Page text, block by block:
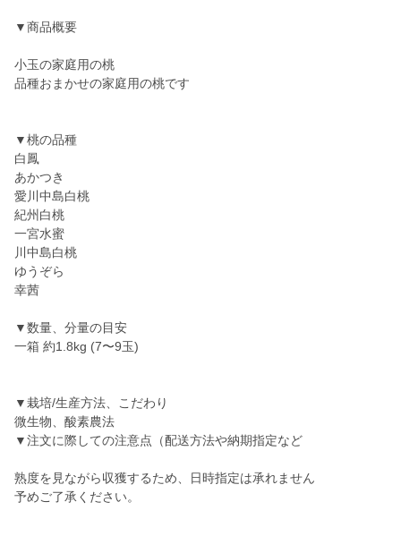
▼商品概要
小玉の家庭用の桃
品種おまかせの家庭用の桃です
▼桃の品種
白鳳
あかつき
愛川中島白桃
紀州白桃
一宮水蜜
川中島白桃
ゆうぞら
幸茜
▼数量、分量の目安
一箱 約1.8kg (7〜9玉)
▼栽培/生産方法、こだわり
微生物、酸素農法
▼注文に際しての注意点（配送方法や納期指定など
熟度を見ながら収獲するため、日時指定は承れません
予めご了承ください。